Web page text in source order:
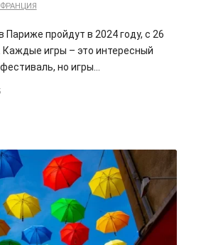
ФРАНЦИЯ
Париже пройдут в 2024 году, с 26
Каждые игры – это интересный
но игры…